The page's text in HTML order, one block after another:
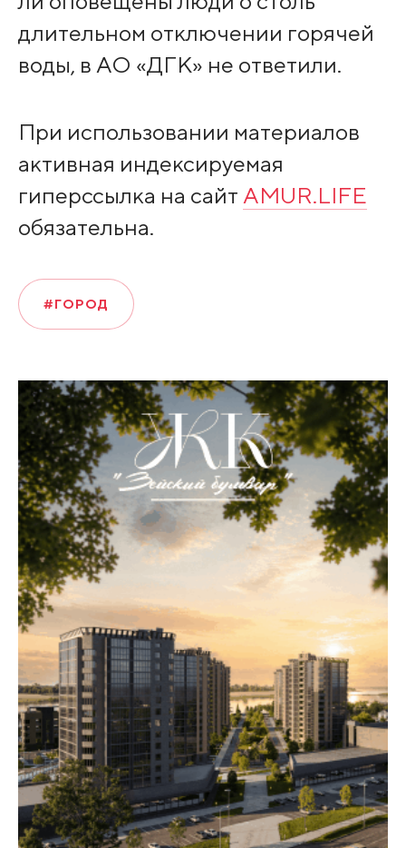
длительном отключении горячей
воды, в АО «ДГК» не ответили.
При использовании материалов
активная индексируемая
гиперссылка на сайт AMUR.LIFE
обязательна.
#ГОРОД